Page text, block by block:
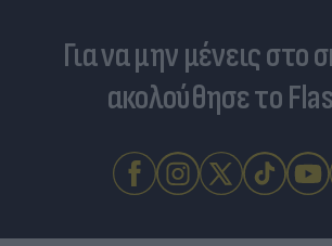
Για να μην μένεις στο
ακολούθησε το